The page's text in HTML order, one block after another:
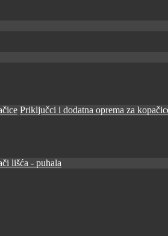
Priključci i dodatna oprema za
lišća - puhala